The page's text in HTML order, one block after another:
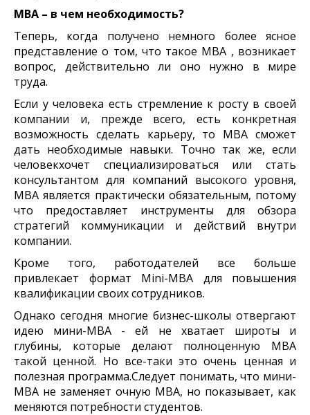
MBA – в чем необходимость?
Теперь, когда получено немного более ясное
представление о том, что такое MBA , возникает
вопрос, действительно ли оно нужно в мире
труда.
Если у человека есть стремление к росту в своей
компании и, прежде всего, есть конкретная
возможность сделать карьеру, то MBA сможет
дать необходимые навыки. Точно так же, если
человекхочет специализироваться или стать
консультантом для компаний высокого уровня,
MBA является практически обязательным, потому
что предоставляет инструменты для обзора
стратегий коммуникации и действий внутри
компании.
Кроме того, работодателей все больше
привлекает формат Mini-MBA для повышения
квалификации своих сотрудников.
Однако сегодня многие бизнес-школы отвергают
идею мини-MBA - ей не хватает широты и
глубины, которые делают полноценную MBA
такой ценной. Но все-таки это очень ценная и
полезная программа.Следует понимать, что мини-
MBA не заменяет очную MBA, но показывает, как
меняются потребности студентов.